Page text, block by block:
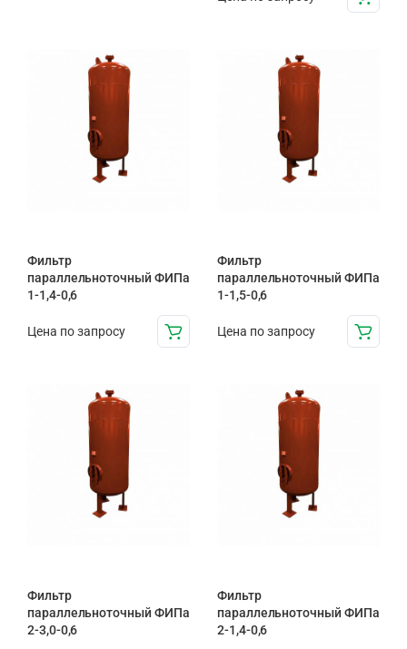
Фильтр
параллельноточный ФИПа
1-1,4-0,6
Цена по запросу
Фильтр
параллельноточный ФИПа
1-1,5-0,6
Цена по запросу
Фильтр
параллельноточный ФИПа
2-3,0-0,6
Фильтр
параллельноточный ФИПа
2-1,4-0,6